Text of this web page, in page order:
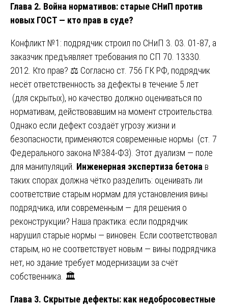
Глава 2. Война нормативов: старые СНиП против
новых ГОСТ — кто прав в суде?
Конфликт №1: подрядчик строил по СНиП 3. 03. 01-87, а
заказчик предъявляет требования по СП 70. 13330.
2012. Кто прав? ⚖️ Согласно ст. 756 ГК РФ, подрядчик
несёт ответственность за дефекты в течение 5 лет
(для скрытых), но качество должно оцениваться по
нормативам, действовавшим на момент строительства.
Однако если дефект создаёт угрозу жизни и
безопасности, применяются современные нормы (ст. 7
Федерального закона №384-ФЗ). Этот дуализм — поле
для манипуляций. Инженерная экспертиза бетона в
таких спорах должна чётко разделить: оценивать ли
соответствие старым нормам для установления вины
подрядчика, или современным — для решения о
реконструкции? Наша практика: если подрядчик
нарушил старые нормы — виновен. Если соответствовал
старым, но не соответствует новым — вины подрядчика
нет, но здание требует модернизации за счёт
собственника. 🏛️
Глава 3. Скрытые дефекты: как недобросовестные